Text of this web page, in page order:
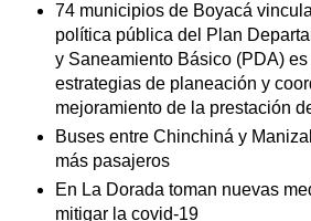
74 municipios de Boyacá
política pública del Plan
y Saneamiento Básico (PDA)
estrategias de planeación y
mejoramiento de la prestación
Buses entre Chinchiná y
más pasajeros
En La Dorada toman nuevas
mitigar la covid-19